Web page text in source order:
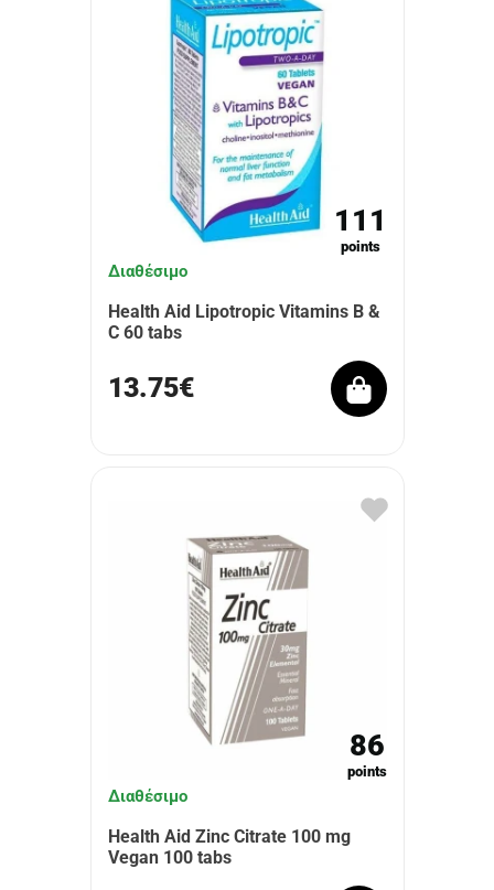
111
points
Διαθέσιμο
Health Aid Lipotropic Vitamins B &
C 60 tabs
13.75€
86
points
Διαθέσιμο
Health Aid Zinc Citrate 100 mg
Vegan 100 tabs